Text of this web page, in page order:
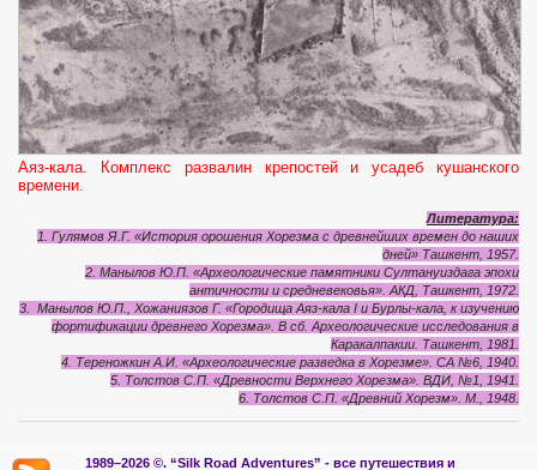
Аяз-кала. Комплекс развалин крепостей и усадеб кушанского
времени.
Литература:
1. Гулямов Я.Г. «История орошения Хорезма с древнейших времен до наших
дней» Ташкент, 1957.
2. Манылов Ю.П. «Археологические памятники Султануиздага эпохи
античности и средневековья». АКД, Ташкент, 1972.
3. Манылов Ю.П., Хожаниязов Г. «Городища Аяз-кала I и Бурлы-кала, к изучению
фортификации древнего Хорезма». В сб. Археологические исследования в
Каракалпакии. Ташкент, 1981.
4. Тереножкин А.И. «Археологические разведка в Хорезме». СА №6, 1940.
5. Толстов С.П. «Древности Верхнего Хорезма». ВДИ, №1, 1941.
6. Толстов С.П. «Древний Хорезм». М., 1948.
1989–2026 ©. “Silk Road Adventures” - все путешествия и